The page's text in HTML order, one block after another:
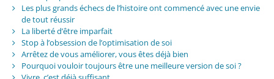
Les plus grands échecs de l’histoire ont commencé avec une envie
de tout réussir
La liberté d’être imparfait
Stop à l’obsession de l’optimisation de soi
Arrêtez de vous améliorer, vous êtes déjà bien
Pourquoi vouloir toujours être une meilleure version de soi ?